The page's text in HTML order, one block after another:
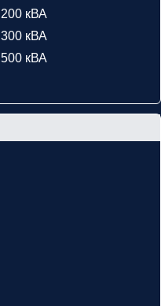
200 кВА
300 кВА
500 кВА